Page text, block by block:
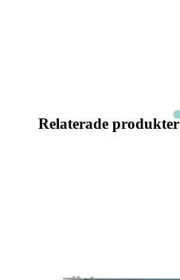
Relaterade produkter